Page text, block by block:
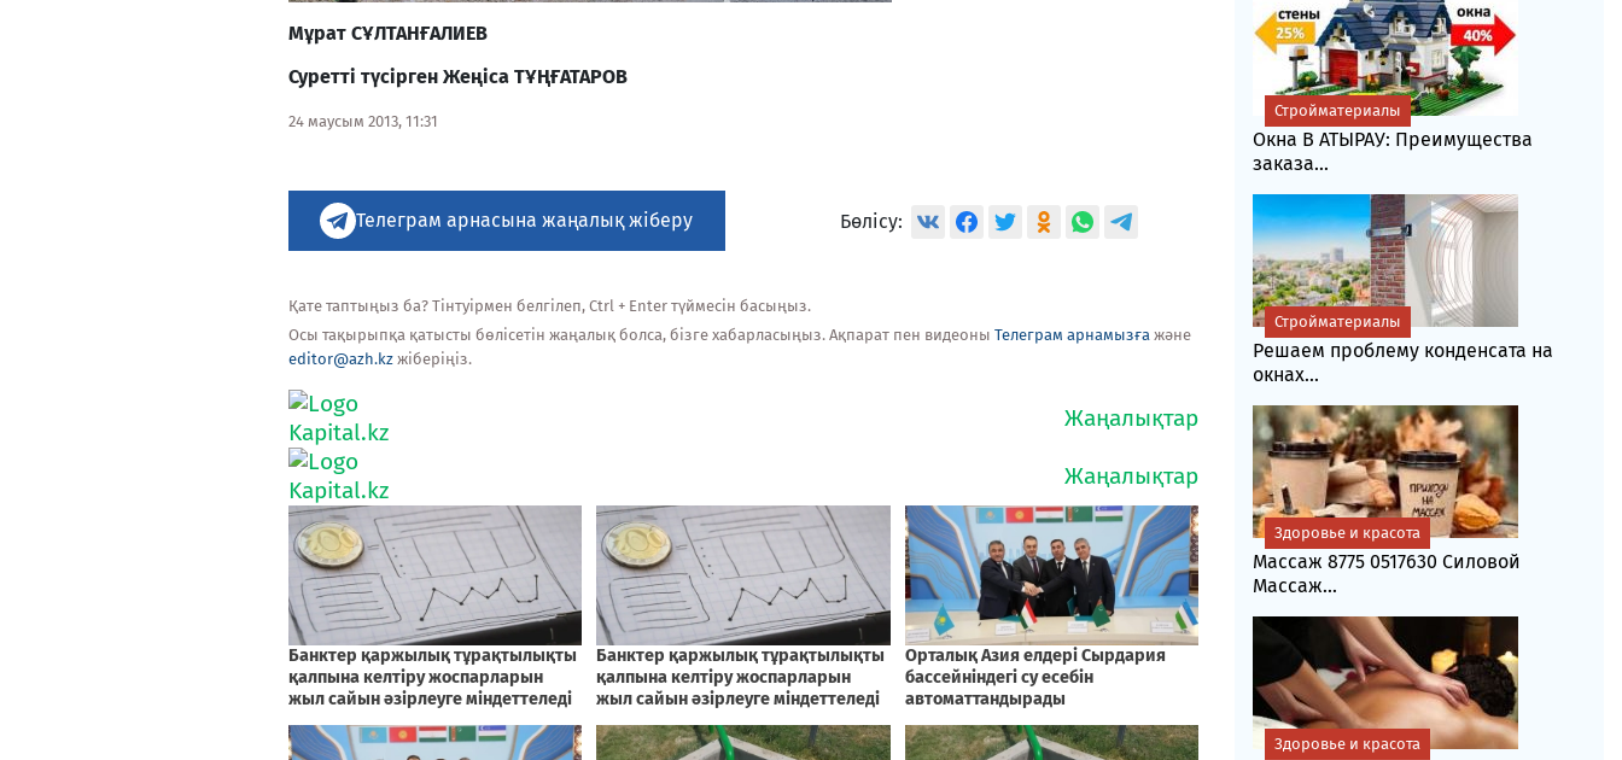
Мұрат СҰЛТАНҒАЛИЕВ
Суретті түсірген Жеңіса ТҰҢҒАТАРОВ
24 маусым 2013, 11:31
Телеграм арнасына жаңалық жіберу Бөлісу:
Қате таптыңыз ба? Тінтуірмен белгілеп, Ctrl + Enter түймесін басыңыз.
Осы тақырыпқа қатысты бөлісетін жаңалық болса, бізге хабарласыңыз. Ақпарат пен видеоны Телеграм арнамызға және
editor@azh.kz жіберіңіз.
Окна В АТЫРАУ: Преимущества
заказа...
Стройматериалы
Решаем проблему конденсата на
окнах...
Стройматериалы
Массаж 8775 0517630 Силовой
Массаж...
Здоровье и красота
Здоровье и красота